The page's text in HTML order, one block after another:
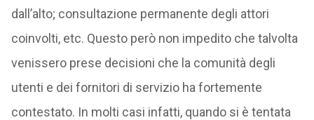
dall’alto; consultazione permanente degli attori
coinvolti, etc. Questo però non impedito che talvolta
venissero prese decisioni che la comunità degli
utenti e dei fornitori di servizio ha fortemente
contestato. In molti casi infatti, quando si è tentata